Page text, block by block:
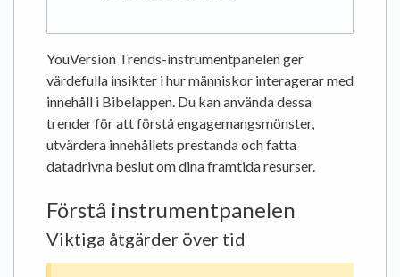
YouVersion Trends-instrumentpanelen ger
värdefulla insikter i hur människor interagerar med
innehåll i Bibelappen. Du kan använda dessa
trender för att förstå engagemangsmönster,
utvärdera innehållets prestanda och fatta
datadrivna beslut om dina framtida resurser.
Förstå instrumentpanelen
Viktiga åtgärder över tid